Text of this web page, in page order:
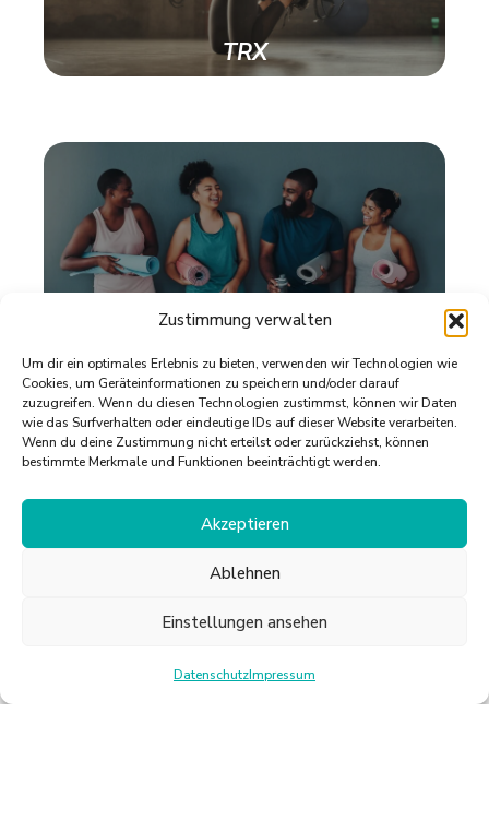
Zustimmung verwalten
Um dir ein optimales Erlebnis zu bieten, verwenden wir Technologien wie
Cookies, um Geräteinformationen zu speichern und/oder darauf
zuzugreifen. Wenn du diesen Technologien zustimmst, können wir Daten
wie das Surfverhalten oder eindeutige IDs auf dieser Website verarbeiten.
Wenn du deine Zustimmung nicht erteilst oder zurückziehst, können
bestimmte Merkmale und Funktionen beeinträchtigt werden.
Akzeptieren
Ablehnen
Einstellungen ansehen
DatenschutzImpressum
TRX
FASZIENTRAINING